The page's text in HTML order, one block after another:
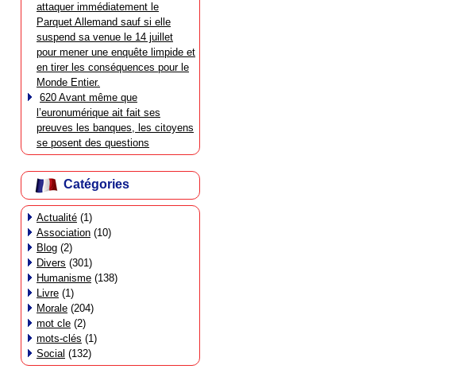
attaquer immédiatement le
Parquet Allemand sauf si elle
suspend sa venue le 14 juillet
pour mener une enquête limpide et
en tirer les conséquences pour le
Monde Entier.
620 Avant même que
l’euronumérique ait fait ses
preuves les banques, les citoyens
se posent des questions
Catégories
Actualité (1)
Association (10)
Blog (2)
Divers (301)
Humanisme (138)
Livre (1)
Morale (204)
mot cle (2)
mots-clés (1)
Social (132)